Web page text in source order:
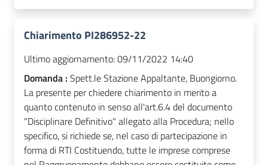
Chiarimento PI286952-22
Ultimo aggiornamento:09/11/2022 14:40
Domanda : Spett.le Stazione Appaltante, Buongiorno.
La presente per chiedere chiarimento in merito a
quanto contenuto in senso all'art.6.4 del documento
"Disciplinare Definitivo" allegato alla Procedura; nello
specifico, si richiede se, nel caso di partecipazione in
forma di RTI Costituendo, tutte le imprese comprese